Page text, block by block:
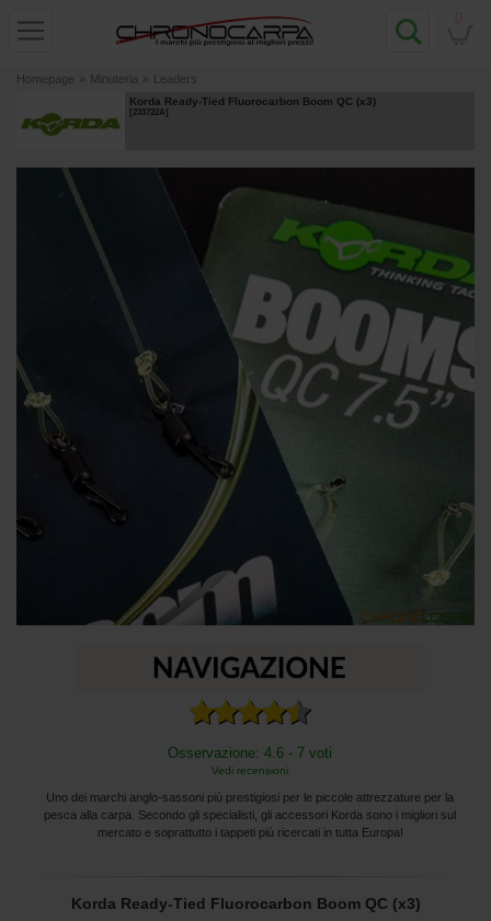
Homepage » Minuteria » Leaders
Korda Ready-Tied Fluorocarbon Boom QC (x3)
[233722A]
Osservazione: 4.6 - 7 voti
Vedi recensioni
Uno dei marchi anglo-sassoni più prestigiosi per le piccole attrezzature per la
pesca alla carpa. Secondo gli specialisti, gli accessori Korda sono i migliori sul
mercato e soprattutto i tappeti più ricercati in tutta Europa!
Korda Ready-Tied Fluorocarbon Boom QC (x3)